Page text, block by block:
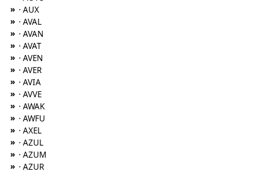
» · AUX
» · AVAL
» · AVAN
» · AVAT
» · AVEN
» · AVER
» · AVIA
» · AVVE
» · AWAK
» · AWFU
» · AXEL
» · AZUL
» · AZUM
» · AZUR